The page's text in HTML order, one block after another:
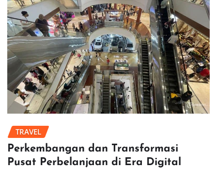
TRAVEL
Perkembangan dan Transformasi
Pusat Perbelanjaan di Era Digital